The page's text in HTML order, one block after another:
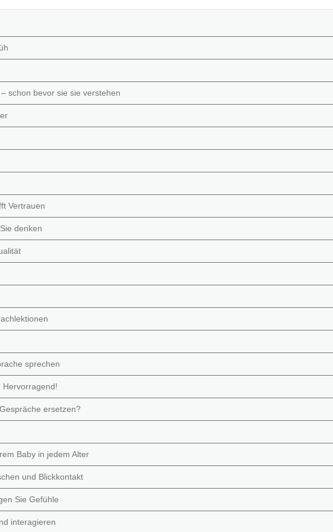
schon bevor sie sie verstehen
Vertrauen
denken
sprechen
Hervorragend!
ersetzen?
Baby in jedem Alter
und Blickkontakt
Sie Gefühle
interagieren